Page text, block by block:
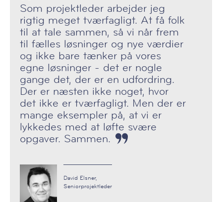
Som projektleder arbejder jeg
rigtig meget tværfagligt. At få folk
til at tale sammen, så vi når frem
til fælles løsninger og nye værdier
og ikke bare tænker på vores
egne løsninger - det er nogle
gange det, der er en udfordring.
Der er næsten ikke noget, hvor
det ikke er tværfagligt. Men der er
mange eksempler på, at vi er
lykkedes med at løfte svære
opgaver. Sammen.
David Elsner,
Seniorprojektleder